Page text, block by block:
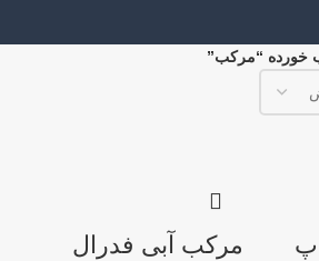
خورده “مرکب”
مرکب آبی فدرال